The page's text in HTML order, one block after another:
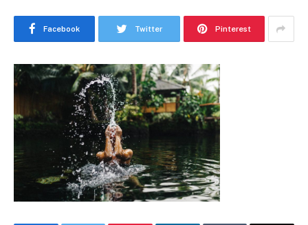
Facebook Twitter Pinterest